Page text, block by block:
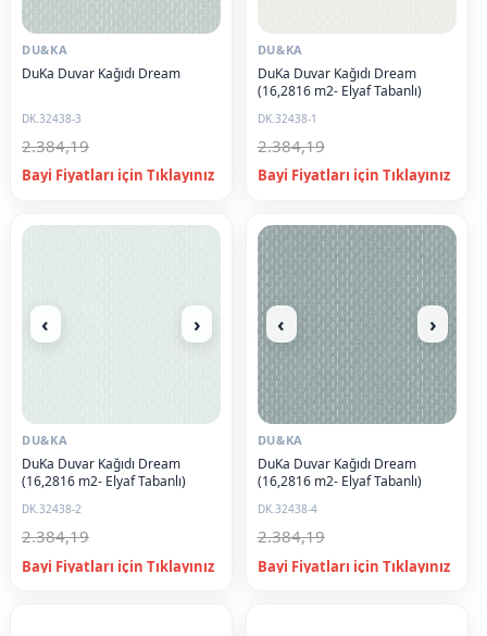
DU&KA
DuKa Duvar Kağıdı Dream
DK.32438-3
2.384,19
DU&KA
DuKa Duvar Kağıdı Dream
(16,2816 m2- Elyaf Tabanlı)
DK.32438-1
2.384,19
‹ ›
DU&KA
DuKa Duvar Kağıdı Dream
(16,2816 m2- Elyaf Tabanlı)
DK.32438-2
2.384,19
‹ ›
DU&KA
DuKa Duvar Kağıdı Dream
(16,2816 m2- Elyaf Tabanlı)
DK.32438-4
2.384,19